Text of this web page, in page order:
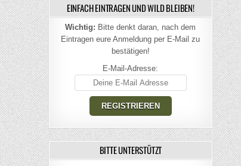
EINFACH EINTRAGEN UND WILD BLEIBEN!
Wichtig: Bitte denkt daran, nach dem
Eintragen eure Anmeldung per E-Mail zu
bestätigen!
E-Mail-Adresse:
BITTE UNTERSTÜTZT